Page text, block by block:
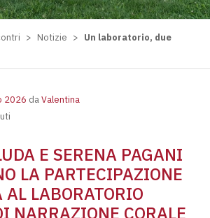
> Notizie > Un laboratorio, due
2026 daValentina
E SERENA PAGANI
LA PARTECIPAZIONE
AL LABORATORIO
NARRAZIONE CORALE